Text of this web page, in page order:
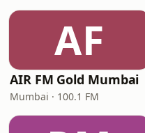
AF
AIR FM Gold Mumbai
Mumbai · 100.1 FM